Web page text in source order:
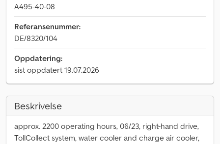
A495-40-08
Referansenummer:
DE/8320/104
Oppdatering:
sist oppdatert 19.07.2026
Beskrivelse
approx. 2200 operating hours, 06/23, right-hand drive,
TollCollect system, water cooler and charge air cooler,